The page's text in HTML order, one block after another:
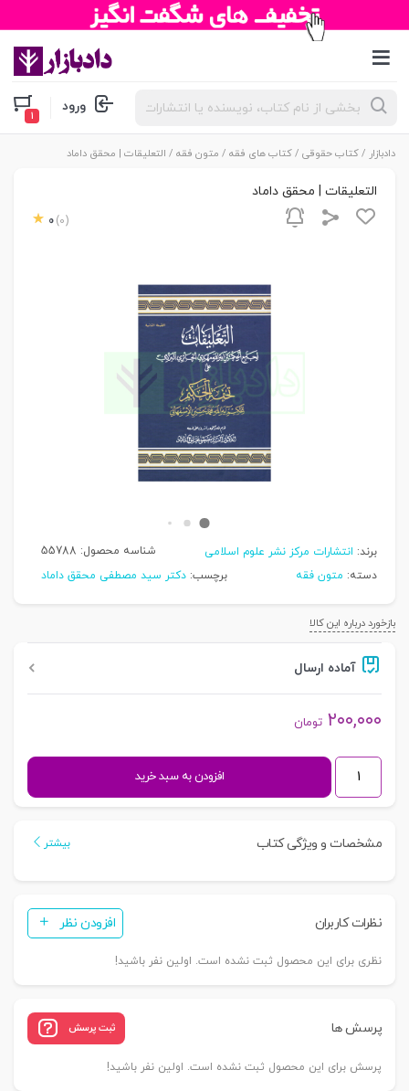
جستجوی
محصولات ورود
دادبازار /کتاب حقوقی /کتاب های فقه / متون فقه / التعلیقات | محقق داماد
التعلیقات | محقق داماد
0 (0)
برند: انتشارات مرکز نشر علوم اسلامی شناسه محصول: 55788
دسته: متون فقه برچسب: دکتر سید مصطفی محقق داماد
بازخورد درباره این کالا
آماده ارسال
۲۰۰,۰۰۰ تومان
التعلیقات
|
داماد
افزودن به سبد خرید
مشخصات و ویژگی کتاب بیشتر
نظرات کاربران افزودن نظر
نظری برای این محصول ثبت نشده است. اولین نفر باشید!
پرسش ها ثبت پرسش
پرسش برای این محصول ثبت نشده است. اولین نفر باشید!